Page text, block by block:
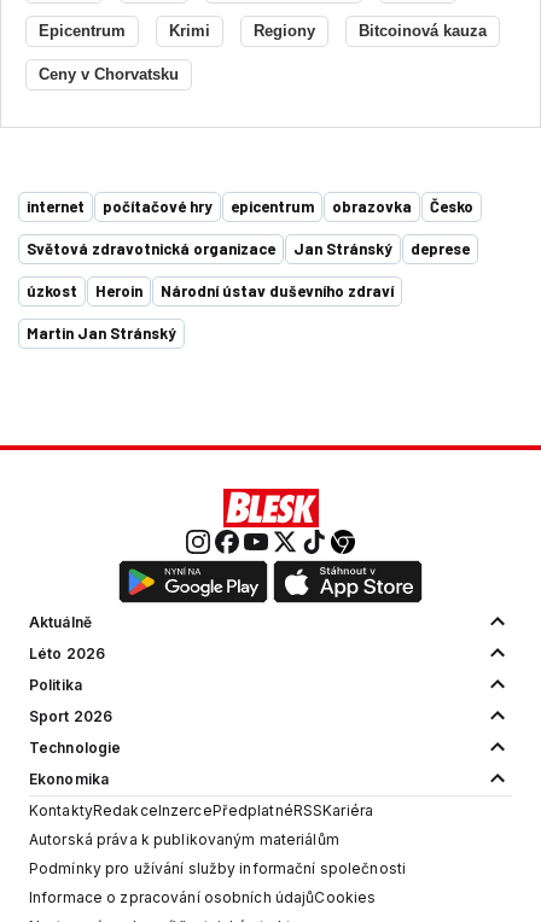
Epicentrum Krimi Regiony Bitcoinová kauza
Ceny v Chorvatsku
internet počítačové hry epicentrum obrazovka Česko
Světová zdravotnická organizace Jan Stránský deprese
úzkost Heroin Národní ústav duševního zdraví
Martin Jan Stránský
Aktuálně
Léto 2026
Politika
Sport 2026
Technologie
Ekonomika
KontaktyRedakceInzercePředplatnéRSSKariéra
Autorská práva k publikovaným materiálům
Podmínky pro užívání služby informační společnosti
Informace o zpracování osobních údajůCookies